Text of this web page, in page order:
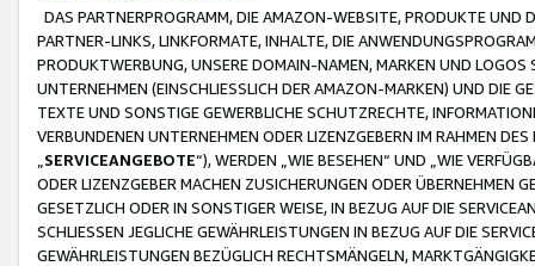
DAS PARTNERPROGRAMM, DIE AMAZON-WEBSITE, PRODUKTE UND
PARTNER-LINKS, LINKFORMATE, INHALTE, DIE
PRODUKTWERBUNG, UNSERE DOMAIN-NAMEN, MARKEN UND
UNTERNEHMEN (EINSCHLIESSLICH DER AMAZON-MARKEN) UND DIE
TEXTE UND SONSTIGE GEWERBLICHE SCHUTZRECHTE,
VERBUNDENEN UNTERNEHMEN ODER LIZENZGEBERN IM RAHMEN
SERVICEANGEBOTE“), WERDEN „WIE BESEHEN“ UND „WIE
ODER LIZENZGEBER MACHEN ZUSICHERUNGEN ODER ÜBERNEHMEN
GESETZLICH ODER IN SONSTIGER WEISE, IN BEZUG AUF DIE
SCHLIESSEN JEGLICHE GEWÄHRLEISTUNGEN IN BEZUG AUF DIE
GEWÄHRLEISTUNGEN BEZÜGLICH RECHTSMÄNGELN,